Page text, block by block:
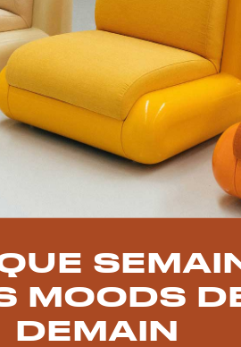
MOODS
DEMAIN
QUE CHERCHEZ-VOUS ?
MEMPHIS ÉDITIONS